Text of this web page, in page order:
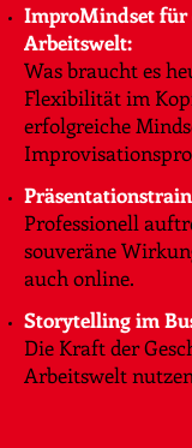
ImproMindset für
Arbeitswelt:
Was braucht es
Flexibilität im
erfolgreiche
Professionell
souveräne
auch online.
Storytelling im
Die Kraft der
Arbeitswelt